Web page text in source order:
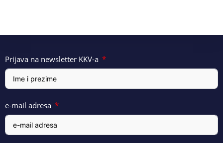
Prijava na newsletter KKV-a
e-mail adresa